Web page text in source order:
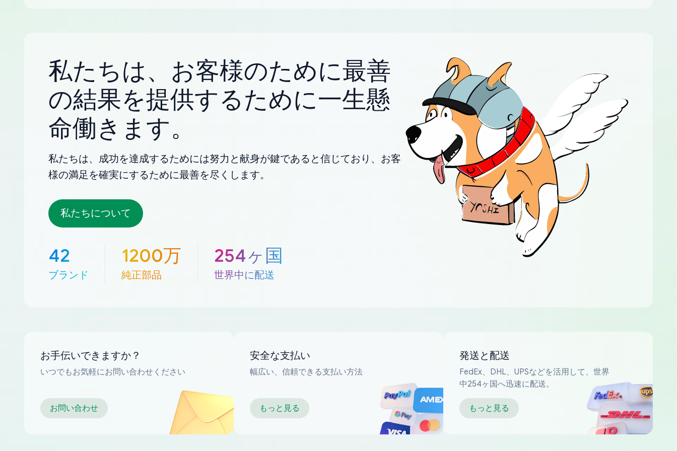
私たちは、お客様のために最善
の結果を提供するために一生懸
命働きます。
私たちは、成功を達成するためには努力と献身が鍵であると信じており、お客
様の満足を確実にするために最善を尽くします。
私たちについて
42
ブランド
1200万
純正部品
254ヶ国
世界中に配送
お手伝いできますか？
いつでもお気軽にお問い合わせください
お問い合わせ
安全な支払い
幅広い、信頼できる支払い方法
もっと見る
発送と配送
FedEx、DHL、UPSなどを活用して、世界
中254ヶ国へ迅速に配送。
もっと見る